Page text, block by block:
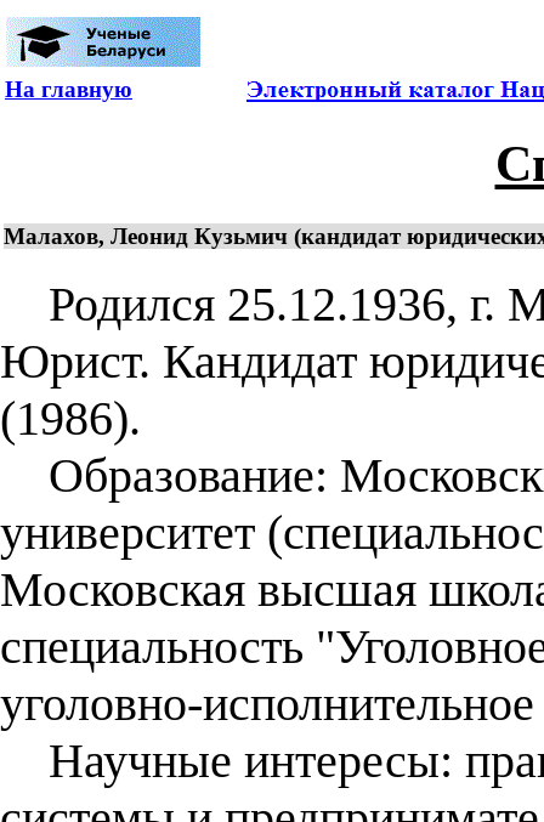
На главную
Малахов, Леонид Кузьмич (кандидат
Родился 25.12.1936, г.
Юрист. Кандидат
(1986).
Образование:
университет
Московская высшая
специальность
уголовно-
Научные интересы: